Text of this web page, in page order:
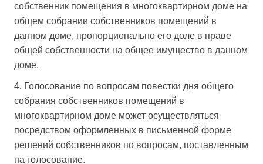
собственник помещения в многоквартирном доме на
общем собрании собственников помещений в
данном доме, пропорционально его доле в праве
общей собственности на общее имущество в данном
доме.
4. Голосование по вопросам повестки дня общего
собрания собственников помещений в
многоквартирном доме может осуществляться
посредством оформленных в письменной форме
решений собственников по вопросам, поставленным
на голосование.